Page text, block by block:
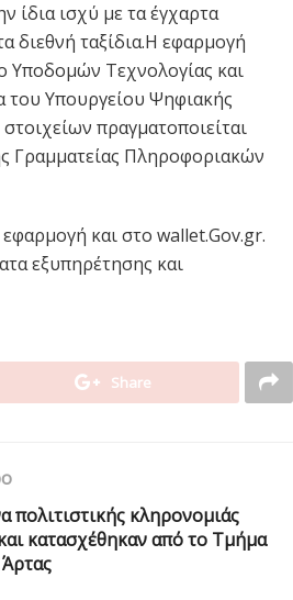
ίδια ισχύ με τα έγχαρτα
διεθνή ταξίδια.Η εφαρμογή
Υποδομών Τεχνολογίας και
του Υπουργείου Ψηφιακής
πραγματοποιείται
Γραμματείας Πληροφοριακών
και στο wallet.Gov.gr.
εξυπηρέτησης και
Share
πολιτιστικής κληρονομιάς
κατασχέθηκαν από το Τμήμα